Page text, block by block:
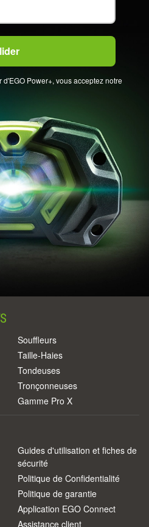
Power+, vous acceptez notre
Souffleurs
Taille-Haies
Tondeuses
Tronçonneuses
Gamme Pro X
Guides d'utilisation et fiches de
sécurité
Politique de Confidentialité
Politique de garantie
Application EGO Connect
Assistance client